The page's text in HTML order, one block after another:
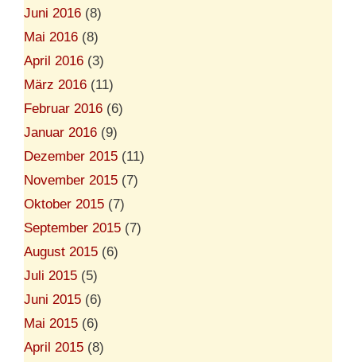
Juni 2016 (8)
Mai 2016 (8)
April 2016 (3)
März 2016 (11)
Februar 2016 (6)
Januar 2016 (9)
Dezember 2015 (11)
November 2015 (7)
Oktober 2015 (7)
September 2015 (7)
August 2015 (6)
Juli 2015 (5)
Juni 2015 (6)
Mai 2015 (6)
April 2015 (8)